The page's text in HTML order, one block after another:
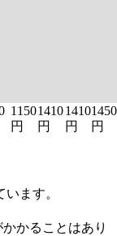
1150
円
1410
円
1410
円
1450
円
ます。
かることはあり